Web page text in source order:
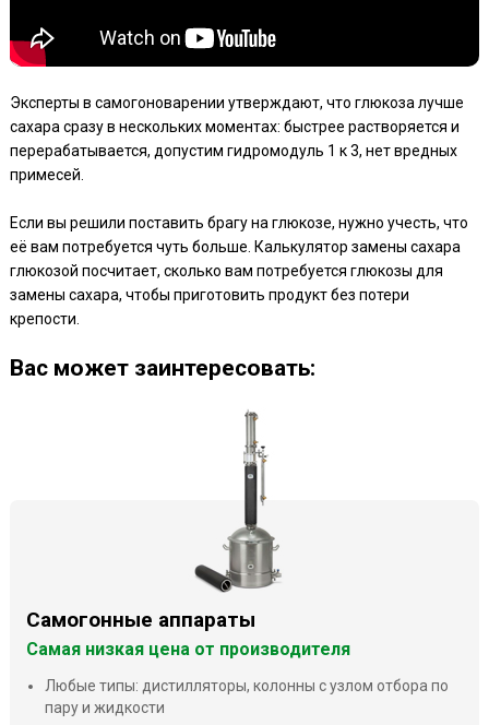
Эксперты в самогоноварении утверждают, что глюкоза лучше
сахара сразу в нескольких моментах: быстрее растворяется и
перерабатывается, допустим гидромодуль 1 к 3, нет вредных
примесей.
Если вы решили поставить брагу на глюкозе, нужно учесть, что
её вам потребуется чуть больше. Калькулятор замены сахара
глюкозой посчитает, сколько вам потребуется глюкозы для
замены сахара, чтобы приготовить продукт без потери
крепости.
Ваc может заинтересовать:
Самогонные аппараты
Самая низкая цена от производителя
Любые типы: дистилляторы, колонны с узлом отбора по
пару и жидкости